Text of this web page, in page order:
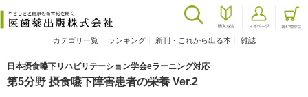
カテゴリ一覧 ランキング 新刊・これから出る本 雑誌
日本摂食嚥下リハビリテーション学会eラーニング対応
第5分野 摂食嚥下障害患者の栄養 Ver.2